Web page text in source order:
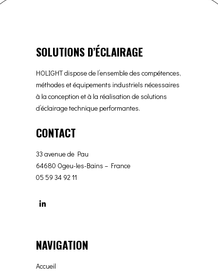
SOLUTIONS D’ÉCLAIRAGE
HOLIGHT dispose de l’ensemble des compétences,
méthodes et équipements industriels nécessaires
à la conception et à la réalisation de solutions
d’éclairage technique performantes.
CONTACT
33 avenue de Pau
64680 Ogeu-les-Bains – France
05 59 34 92 11
NAVIGATION
Accueil